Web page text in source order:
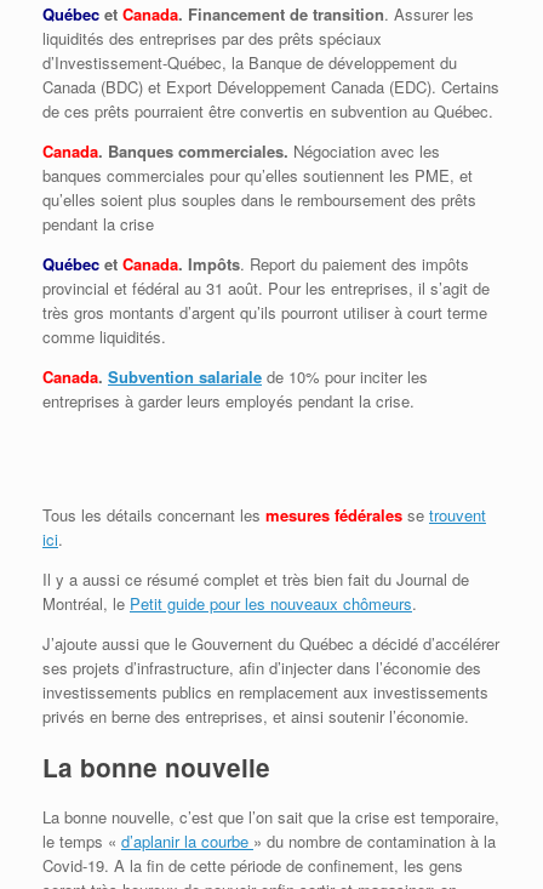
Québec et Canada. Financement de transition. Assurer les
liquidités des entreprises par des prêts spéciaux
d’Investissement-Québec, la Banque de développement du
Canada (BDC) et Export Développement Canada (EDC). Certains
de ces prêts pourraient être convertis en subvention au Québec.
Canada. Banques commerciales. Négociation avec les
banques commerciales pour qu’elles soutiennent les PME, et
qu’elles soient plus souples dans le remboursement des prêts
pendant la crise
Québec et Canada. Impôts. Report du paiement des impôts
provincial et fédéral au 31 août. Pour les entreprises, il s’agit de
très gros montants d’argent qu’ils pourront utiliser à court terme
comme liquidités.
Canada. Subvention salariale de 10% pour inciter les
entreprises à garder leurs employés pendant la crise.
Tous les détails concernant les mesures fédérales se trouvent
ici.
Il y a aussi ce résumé complet et très bien fait du Journal de
Montréal, le Petit guide pour les nouveaux chômeurs.
J’ajoute aussi que le Gouvernent du Québec a décidé d’accélérer
ses projets d’infrastructure, afin d’injecter dans l’économie des
investissements publics en remplacement aux investissements
privés en berne des entreprises, et ainsi soutenir l’économie.
La bonne nouvelle
La bonne nouvelle, c’est que l’on sait que la crise est temporaire,
le temps « d’aplanir la courbe » du nombre de contamination à la
Covid-19. A la fin de cette période de confinement, les gens